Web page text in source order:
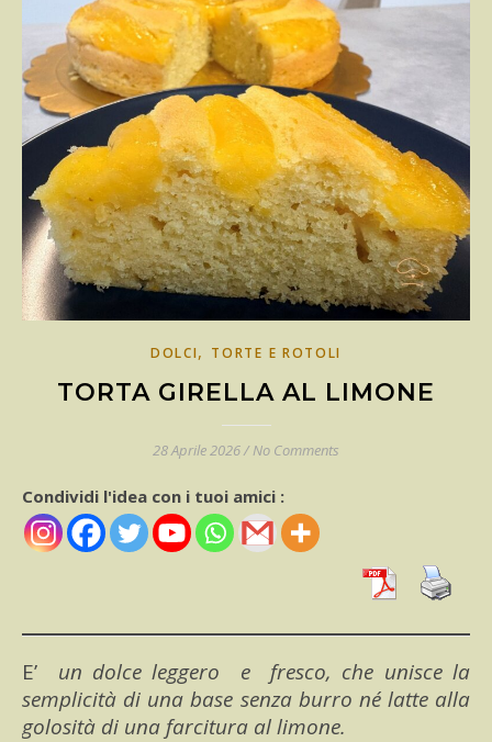
DOLCI, TORTE E ROTOLI
TORTA GIRELLA AL LIMONE
28 Aprile 2026/ No Comments
Condividi l'idea con i tuoi amici :
E’ un dolce leggero e fresco, che unisce la
semplicità di una base senza burro né latte alla
golosità di una farcitura al limone.